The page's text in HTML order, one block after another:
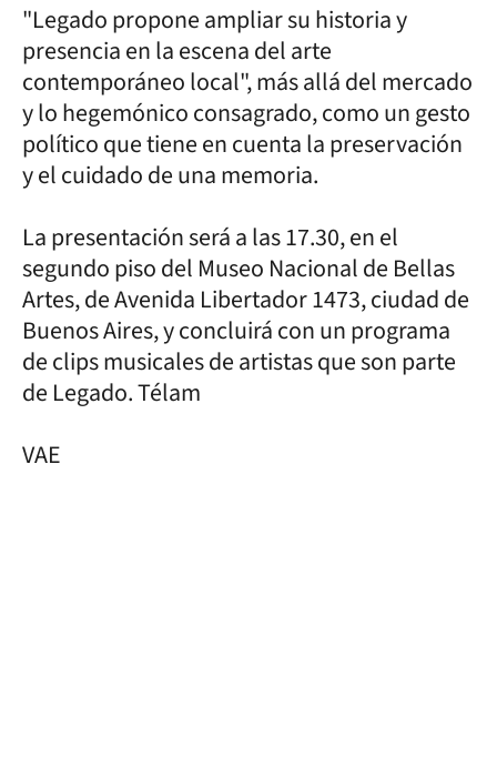
"Legado propone ampliar su historia y
presencia en la escena del arte
contemporáneo local", más allá del mercado
y lo hegemónico consagrado, como un gesto
político que tiene en cuenta la preservación
y el cuidado de una memoria.
La presentación será a las 17.30, en el
segundo piso del Museo Nacional de Bellas
Artes, de Avenida Libertador 1473, ciudad de
Buenos Aires, y concluirá con un programa
de clips musicales de artistas que son parte
de Legado. Télam
VAE